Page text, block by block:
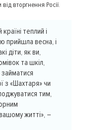
вторгнення Росії.
теплий і
прийшла весна, і
діти, як ви,
та шкіл,
з «Шахтаря» чи
тим,
житті», –